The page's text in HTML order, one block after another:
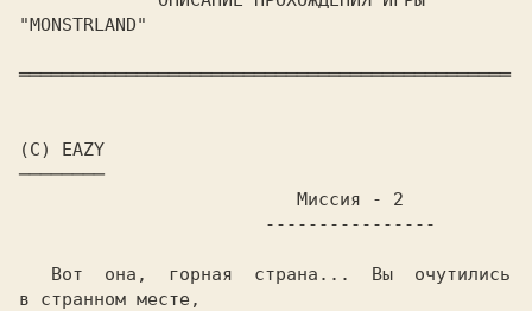
"MONSTRLAND"
══════════════════════════════════════════════
(C) EAZY
в странном месте,